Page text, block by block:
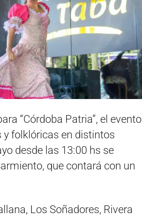
“Córdoba Patria”, el evento
folklóricas en distintos
desde las 13:00 hs se
que contará con un
Los Soñadores, Rivera